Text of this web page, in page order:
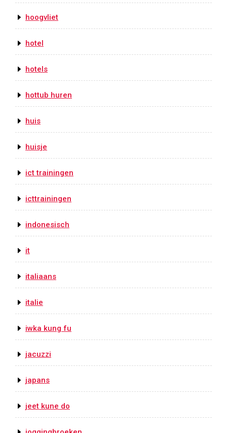
hoogvliet
hotel
hotels
hottub huren
huis
huisje
ict trainingen
icttrainingen
indonesisch
it
italiaans
italie
iwka kung fu
jacuzzi
japans
jeet kune do